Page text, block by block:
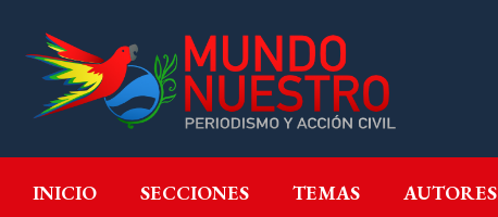
INICIO SECCIONES TEMAS AUTORES
INICIO SECCIONES